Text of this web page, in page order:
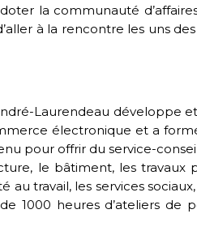
la communauté
à la rencontre les uns
Laurendeau
électronique et a
pour offrir du service-
le bâtiment, les
au travail, les services
1000 heures d’ateliers